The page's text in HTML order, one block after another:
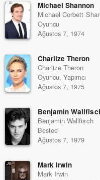
Michael Shannon
Michael Corbett
Oyuncu
Ağustos 7, 1974
Charlize Theron
Charlize Theron
Oyuncu, Yapımcı
Ağustos 7, 1975
Benjamin
Benjamin Wallfisch
Besteci
Ağustos 7, 1979
Mark Irwin
Mark Irwin